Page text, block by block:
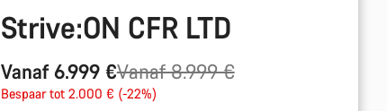
Strive:ON CFR LTD
Vanaf 6.999 €
Originele
Prijs
Vanaf 8.999 €
Bespaar tot 2.000 € (-22%)